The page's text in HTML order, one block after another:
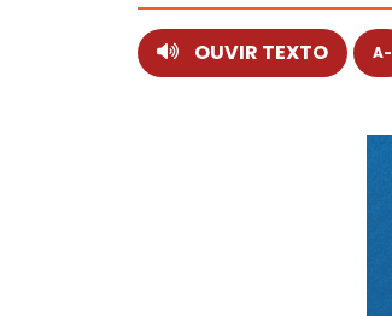
OUVIR TEXTO A-